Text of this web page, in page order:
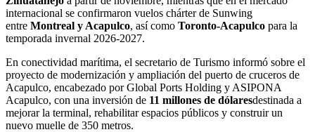
internacional se confirmaron vuelos chárter de Sunwing
entre Montreal y Acapulco, así como Toronto-Acapulco para la
temporada invernal 2026-2027.
En conectividad marítima, el secretario de Turismo informó sobre el
proyecto de modernización y ampliación del puerto de cruceros de
Acapulco, encabezado por Global Ports Holding y ASIPONA
Acapulco, con una inversión de 11 millones de dólaresdestinada a
mejorar la terminal, rehabilitar espacios públicos y construir un
nuevo muelle de 350 metros.